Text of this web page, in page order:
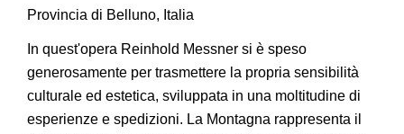
Provincia di Belluno, Italia
In quest'opera Reinhold Messner si è speso
generosamente per trasmettere la propria sensibilità
culturale ed estetica, sviluppata in una moltitudine di
esperienze e spedizioni. La Montagna rappresenta il